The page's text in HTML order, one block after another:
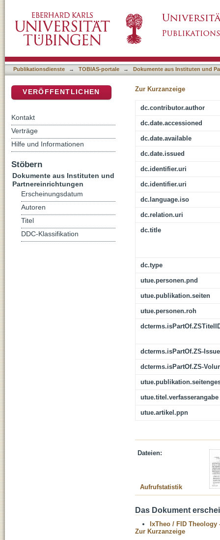
Christi und das Pascha der Christen - eine
Publikationsdienste → TOBIAS-portale → Dokumente aus Instituten und
Zur Kurzanzeige
dc.contributor.author
dc.date.accessioned
dc.date.available
dc.date.issued
dc.identifier.uri
dc.identifier.uri
dc.language.iso
dc.relation.uri
dc.title
dc.type
utue.personen.pnd
utue.publikation.seiten
utue.personen.roh
dcterms.isPartOf.ZS-Issue
dcterms.isPartOf.ZS-
utue.titel.verfasserangabe
utue.artikel.ppn
Dateien:
Aufrufstatistik
Das Dokument
IxTheo / FID Theology
Zur Kurzanzeige
VERÖFFENTLICHEN
Kontakt
Verträge
Hilfe und Informationen
Stöbern
Dokumente aus Instituten und
Partnereinrichtungen
Erscheinungsdatum
Autoren
Titel
DDC-Klassifikation